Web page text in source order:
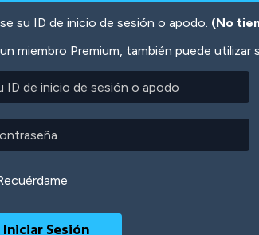
su ID de inicio de sesión o apodo. (No
miembro Premium, también puede